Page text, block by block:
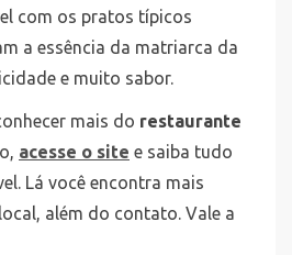
com os pratos típicos
a essência da matriarca da
e muito sabor.
mais do restaurante
acesse o site e saiba tudo
Lá você encontra mais
além do contato. Vale a